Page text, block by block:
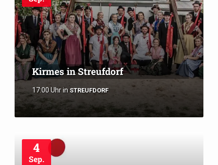
Kirmes in Streufdorf
17:00 Uhrin STREUFDORF
4
Sep.